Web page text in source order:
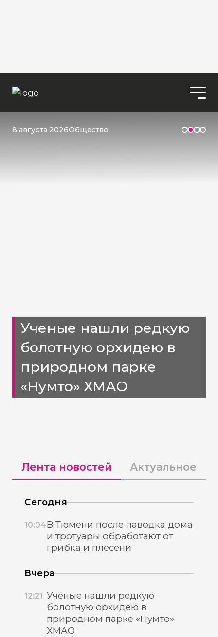
8 августа 2026Общество
Ученые нашли редкую
болотную орхидею в
природном парке
«Нумто» ХМАО
Лента новостей Актуальное
Сегодня
10:04В Тюмени после паводка дома
и тротуары обработают от
грибка и плесени
Вчера
12:21 Ученые нашли редкую
болотную орхидею в
природном парке «Нумто»
ХМАО